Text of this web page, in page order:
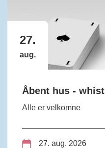
27.
aug.
Åbent hus - whist
Alle er velkomne
27. aug. 2026